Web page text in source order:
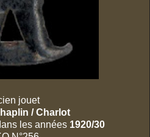
jouet
/ Charlot
les années 1920/30